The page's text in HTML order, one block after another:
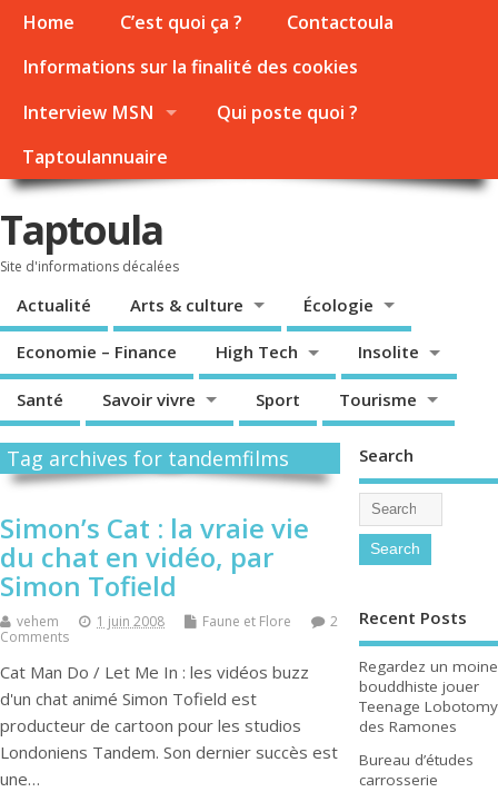
Home C’est quoi ça ?
Contactoula
Informations sur la finalité des cookies
Interview MSN
Qui poste quoi ?
Taptoulannuaire
Taptoula
Site d'informations décalées
Actualité Arts & culture Écologie
Economie – Finance High Tech Insolite
Santé Savoir vivre Sport Tourisme
Tag archives for tandemfilms
Simon’s Cat : la vraie vie
du chat en vidéo, par
Simon Tofield
vehem 1 juin 2008 Faune et Flore
2
Comments
Cat Man Do / Let Me In : les vidéos buzz
d'un chat animé Simon Tofield est
producteur de cartoon pour les studios
Londoniens Tandem. Son dernier succès est
une…
Search
Recent Posts
Regardez un moine
bouddhiste jouer
Teenage Lobotomy
des Ramones
Bureau d’études
carrosserie